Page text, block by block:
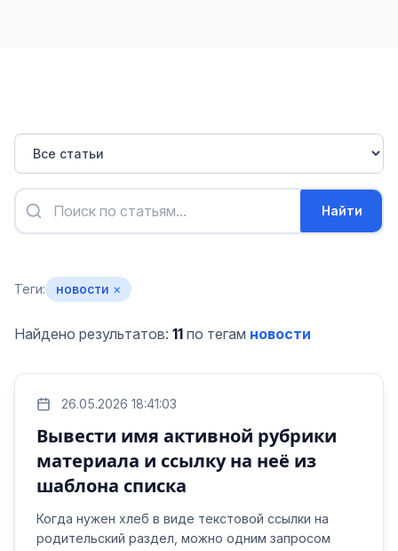
Найти
Теги: новости ×
Найдено результатов: 11 по тегам новости
26.05.2026 18:41:03
Вывести имя активной рубрики
материала и ссылку на неё из
шаблона списка
Когда нужен хлеб в виде текстовой ссылки на
родительский раздел, можно одним запросом